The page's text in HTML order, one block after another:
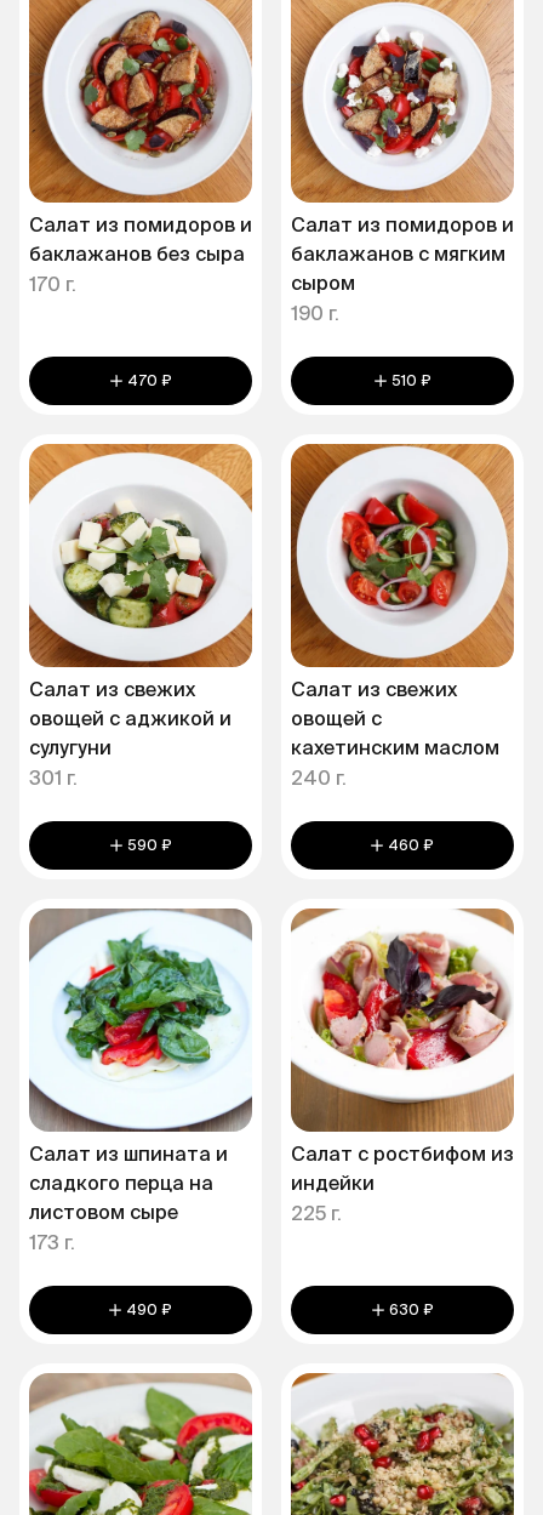
Салат из помидоров и
баклажанов без сыра
170 г.
470 ₽
Салат из помидоров и
баклажанов с мягким
сыром
190 г.
510 ₽
Салат из свежих
овощей с аджикой и
сулугуни
301 г.
590 ₽
Салат из свежих
овощей с
кахетинским маслом
240 г.
460 ₽
Салат из шпината и
сладкого перца на
листовом сыре
173 г.
490 ₽
Салат с ростбифом из
индейки
225 г.
630 ₽